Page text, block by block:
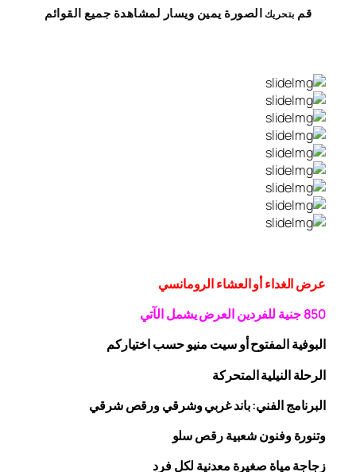
قم بتحريك الصورة يمين ويسار لمشاهدة جميع القوائم
عرض الغداء أو العشاء الرومانسي
850 جنية للفردينالعرض يشمل الآتي
البوفيةالمفتوحأو سيت منيو حسب اختياركم
الرحلةالنيلية المتحركة
البرنامج الفني: باند غربي وشرقيورقصشرقي
وتنورة وفنون شعبيةرقصسلو
زجاجةمياة صغيرة معدنية لكل فرد